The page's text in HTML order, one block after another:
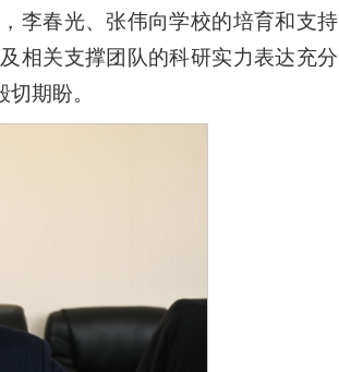
李春光、张伟向学校的培育和支持
相关支撑团队的科研实力表达充分
期盼。